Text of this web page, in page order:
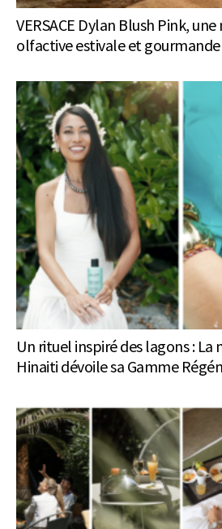
VERSACE Dylan Blush Pink,
olfactive estivale et gourmande
Un rituel inspiré des lagons : La
Hinaiti dévoile sa Gamme